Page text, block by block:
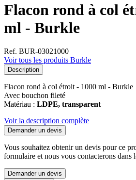
Flacon rond à col
ml - Burkle
Ref. BUR-03021000
Voir tous les produits Burkle
Description
Flacon rond à col étroit - 1000 ml - Burkle
Avec bouchon fileté
Matériau : LDPE, transparent
Voir la description complète
Demander un devis
Vous souhaitez obtenir un devis pour ce
formulaire et nous vous contacterons dans
Demander un devis